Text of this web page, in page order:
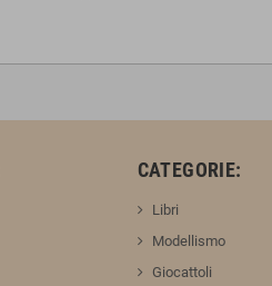
CATEGORIE:
Libri
Modellismo
Giocattoli